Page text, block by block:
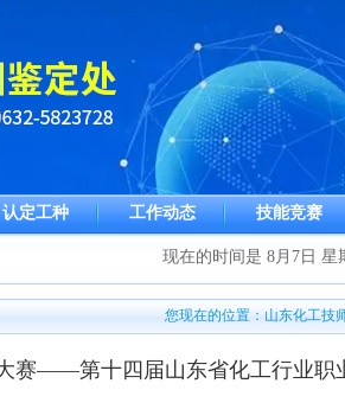
认定工种 工作动态 技能竞赛
现在的时间是 8月7日 星
您现在的位置：山东化工技
赛——第十四届山东省化工行业职